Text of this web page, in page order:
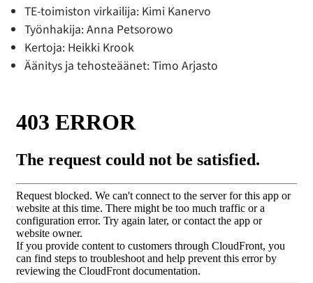
TE-toimiston virkailija: Kimi Kanervo
Työnhakija: Anna Petsorowo
Kertoja: Heikki Krook
Äänitys ja tehosteäänet: Timo Arjasto